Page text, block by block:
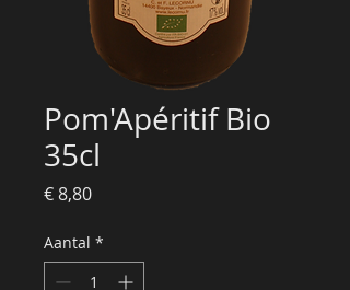
Pom'Apéritif Bio
35cl
€ 8,80Prijs
Aantal *